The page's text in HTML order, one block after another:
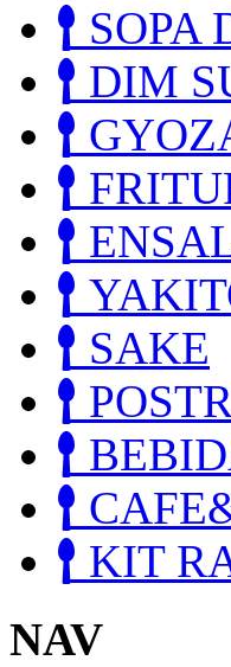
SOPA
DIM
SAKE
KIT
NAV